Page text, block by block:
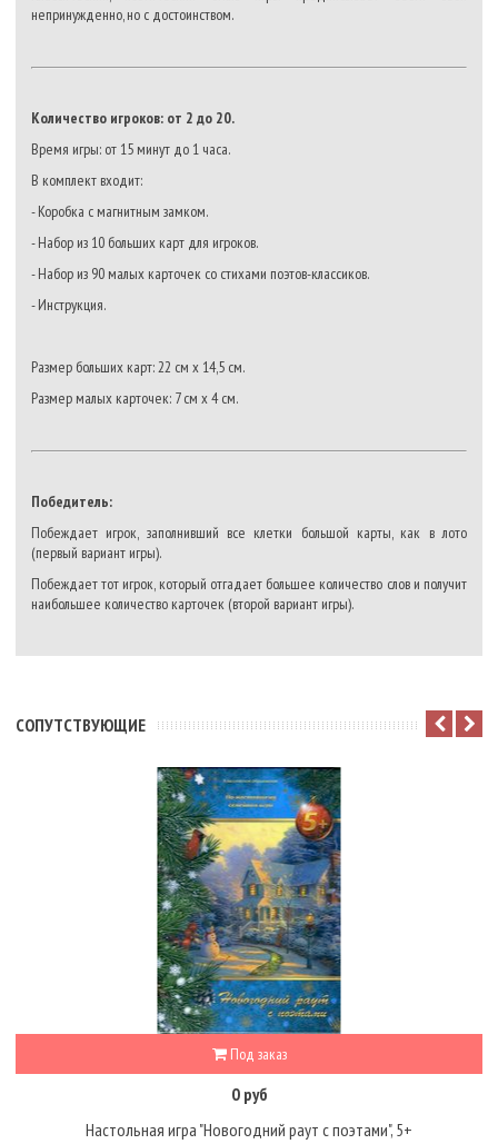
непринужденно, но с достоинством.
Количество игроков: от 2 до 20.
Время игры: от 15 минут до 1 часа.
В комплект входит:
- Коробка с магнитным замком.
- Набор из 10 больших карт для игроков.
- Набор из 90 малых карточек со стихами поэтов-классиков.
- Инструкция.
Размер больших карт: 22 см х 14,5 см.
Размер малых карточек: 7 см х 4 см.
Победитель:
Побеждает игрок, заполнивший все клетки большой карты, как в лото
(первый вариант игры).
Побеждает тот игрок, который отгадает большее количество слов и получит
наибольшее количество карточек (второй вариант игры).
CОПУТСТВУЮЩИЕ
Под заказ
0 руб
Настольная игра "Новогодний раут с поэтами", 5+